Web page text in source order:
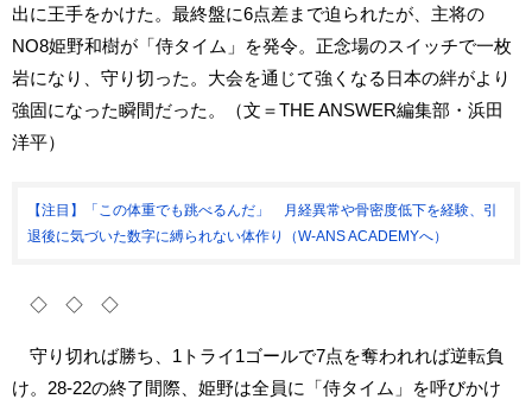
出に王手をかけた。最終盤に6点差まで迫られたが、主将の
NO8姫野和樹が「侍タイム」を発令。正念場のスイッチで一枚
岩になり、守り切った。大会を通じて強くなる日本の絆がより
強固になった瞬間だった。（文＝THE ANSWER編集部・浜田
洋平）
【注目】「この体重でも跳べるんだ」 月経異常や骨密度低下を経験、引
退後に気づいた数字に縛られない体作り（W-ANS ACADEMYへ）
◇ ◇ ◇
守り切れば勝ち、1トライ1ゴールで7点を奪われれば逆転負
け。28-22の終了間際、姫野は全員に「侍タイム」を呼びかけ